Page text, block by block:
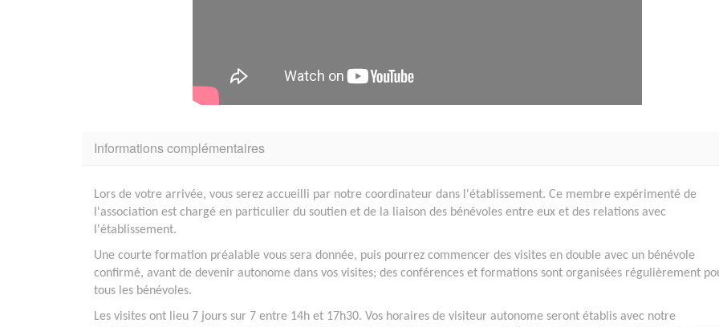
Informations complémentaires
Lors de votre arrivée, vous serez accueilli par notre coordinateur dans l'établissement. Ce membre expérimenté de
l'association est chargé en particulier du soutien et de la liaison des bénévoles entre eux et des relations avec
l'établissement.
Une courte formation préalable vous sera donnée, puis pourrez commencer des visites en double avec un bénévole
confirmé, avant de devenir autonome dans vos visites; des conférences et formations sont organisées régulièrement
tous les bénévoles.
Les visites ont lieu 7 jours sur 7 entre 14h et 17h30. Vos horaires de visiteur autonome seront établis avec notre